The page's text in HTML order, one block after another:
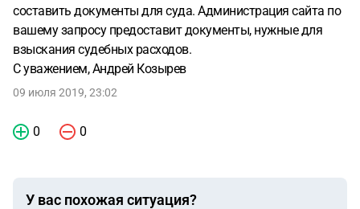
составить документы для суда. Администрация сайта по
вашему запросу предоставит документы, нужные для
взыскания судебных расходов.
С уважением, Андрей Козырев
09 июля 2019, 23:02
0 0
У вас похожая ситуация?